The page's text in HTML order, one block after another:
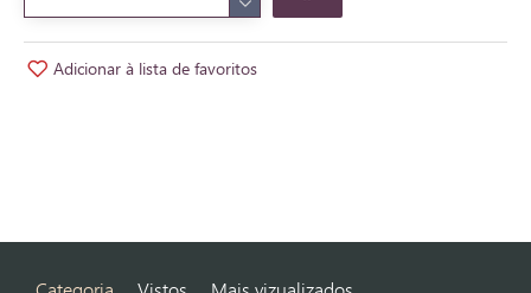
Adicionar à lista de favoritos